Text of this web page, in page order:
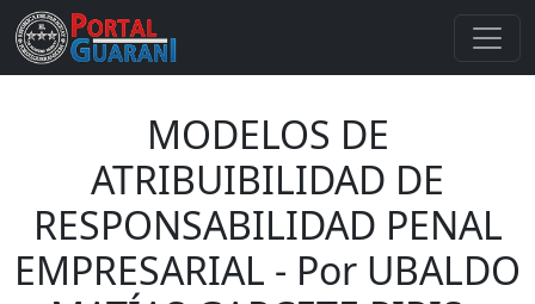
MODELOS DE
ATRIBUIBILIDAD DE
RESPONSABILIDAD PENAL
EMPRESARIAL - Por UBALDO